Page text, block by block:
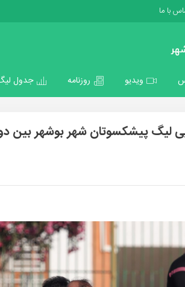
با ما
ویدیو روزنامه جدول
لیگ پیشکسوتان شهر بوشهر بین